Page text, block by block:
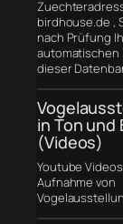
birdhouse.de ,
nach Prüfung
automatischen
dieser
in Ton und
(Videos)
Youtube
Aufnahme von